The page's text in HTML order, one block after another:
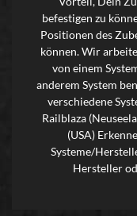
befestigen zu
Positionen des
können. Wir
von einem
anderem System
verschiedene
Railblaza
(USA)
Systeme/
Hersteller